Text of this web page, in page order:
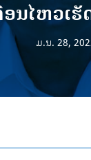
ນໄຫວເ
ມ.ນ. 28,